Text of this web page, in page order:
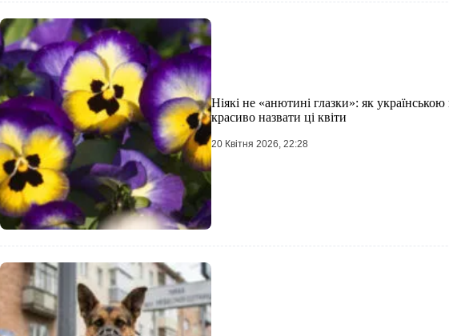
Ніякі не «анютині глазки»: як
красиво назвати ці квіти
20 Квітня 2026, 22:28